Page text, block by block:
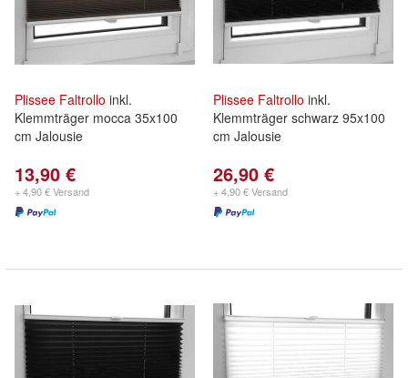
Plissee Faltrollo inkl.
Klemmträger mocca 35x100
cm Jalousie
13,90 €
+ 4,90 € Versand
Plissee Faltrollo inkl.
Klemmträger schwarz 95x100
cm Jalousie
26,90 €
+ 4,90 € Versand